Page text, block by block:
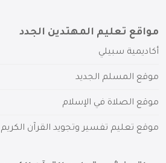
مواقع تعليم المهتدين الجدد
أكاديمية سبيلي
موقع المسلم الجديد
موقع الصلاة في الإسلام
موقع تعليم تفسير وتجويد القرآن الكريم